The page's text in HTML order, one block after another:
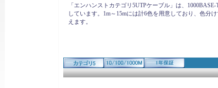
「エンハンストカテゴリ5UTPケーブル」は、
しています。1m～15mには計6色を用意しており、色分
えます。